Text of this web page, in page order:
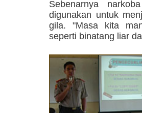
Sebenarnya
digunakan untuk
gila. "Masa kita
seperti binatang liar